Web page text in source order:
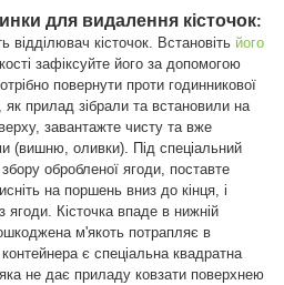
для видалення кісточок:
відділювач кісточок. Встановіть його
зафіксуйте його за допомогою
повернути проти годинникової
як прилад зібрали та встановили на
завантажте чисту та вже
(вишню, оливки). Під спеціальний
обробленої ягоди, поставте
на поршень вниз до кінця, і
ягоди. Кісточка впаде в нижній
м'якоть потрапляє в
є спеціальна квадратна
не дає приладу ковзати поверхнею